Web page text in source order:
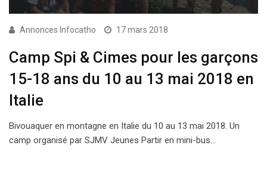
Annonces Infocatho 17 mars 2018
Camp Spi & Cimes pour les garçons
15-18 ans du 10 au 13 mai 2018 en
Italie
Bivouaquer en montagne en Italie du 10 au 13 mai 2018. Un
camp organisé par SJMV Jeunes Partir en mini-bus…